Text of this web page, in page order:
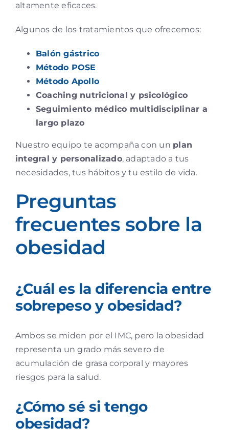
altamente eficaces.
Algunos de los tratamientos que ofrecemos:
Balón gástrico
Método POSE
Método Apollo
Coaching nutricional y psicológico
Seguimiento médico multidisciplinar a
largo plazo
Nuestro equipo te acompaña con un plan
integral y personalizado, adaptado a tus
necesidades, tus hábitos y tu estilo de vida.
Preguntas
frecuentes sobre la
obesidad
¿Cuál es la diferencia entre
sobrepeso y obesidad?
Ambos se miden por el IMC, pero la obesidad
representa un grado más severo de
acumulación de grasa corporal y mayores
riesgos para la salud.
¿Cómo sé si tengo
obesidad?